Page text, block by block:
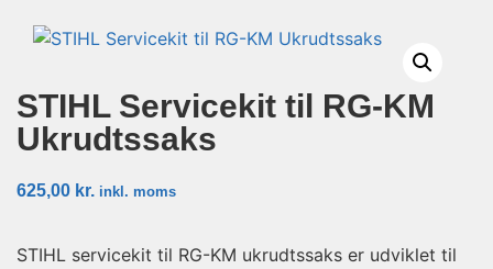
STIHL Servicekit til RG-KM
Ukrudtssaks
625,00 kr. inkl. moms
STIHL servicekit til RG-KM ukrudtssaks er udviklet til